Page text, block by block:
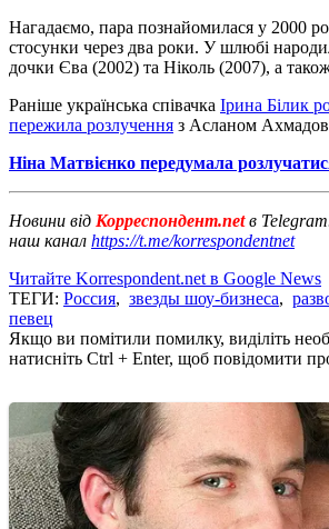
Нагадаємо, пара познайомилася у 2000
стосунки через два роки. У шлюбі
дочки Єва (2002) та Ніколь (2007), а
Раніше українська співачка Ірина Білик
пережила розлучення з Асланом
Ніна Матвієнко передумала
Новини від Корреспондент.netв
наш канал https://t.me/korrespondentnet
Читайте Korrespondent.net в Google News
ТЕГИ: Россия, звезды шоу-бизнеса,
певец
Якщо ви помітили помилку, виділіть
натисніть Ctrl + Enter, щоб повідомити